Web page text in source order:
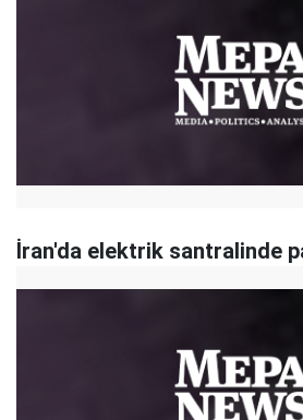
İran'da elektrik santralinde